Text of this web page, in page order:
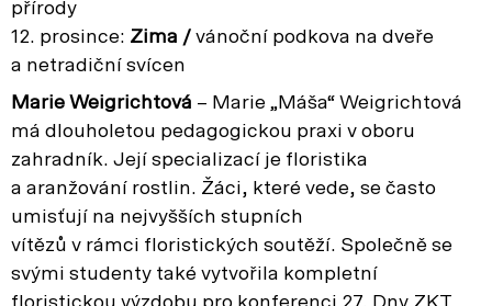
přírody
12. prosince: Zima / vánoční podkova na dveře
a netradiční svícen
Marie Weigrichtová – Marie „Máša“ Weigrichtová
má dlouholetou pedagogickou praxi v oboru
zahradník. Její specializací je floristika
a aranžování rostlin. Žáci, které vede, se často
umisťují na nejvyšších stupních
vítězů v rámci floristických soutěží. Společně se
svými studenty také vytvořila kompletní